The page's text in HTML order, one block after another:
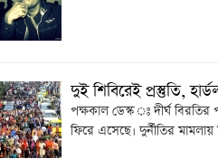
দুই শিবিরেই প্রস্তুতি,
পক্ষকাল ডেস্ক ঃ দীর্ঘ
ফিরে এসেছে। দুর্নীতির